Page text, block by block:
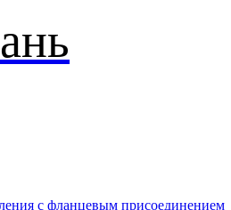
с фланцевым присоединением